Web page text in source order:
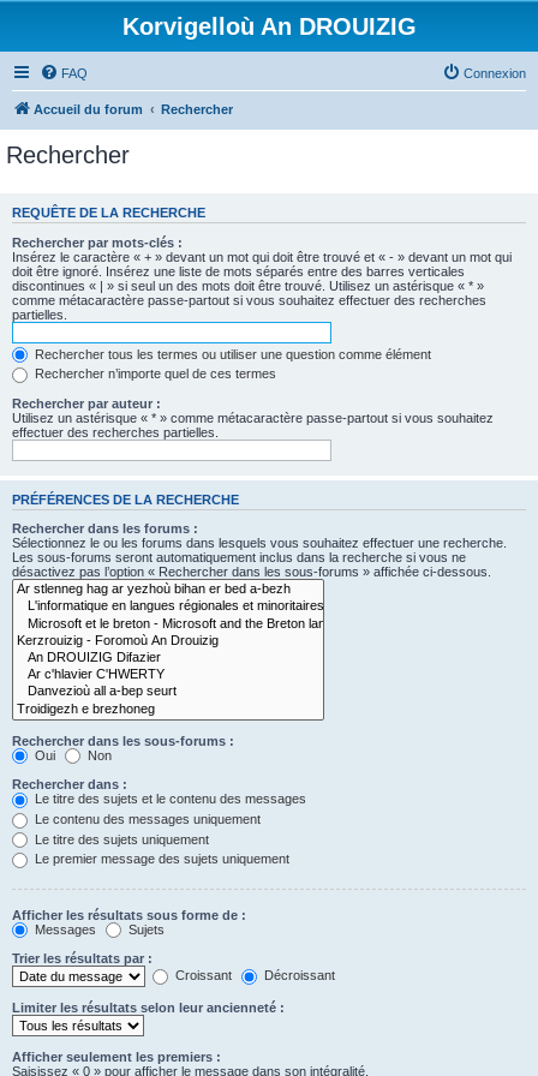
Korvigelloù An DROUIZIG
FAQ Connexion
Accueil du forum Rechercher
Rechercher
REQUÊTE DE LA RECHERCHE
Rechercher par mots-clés :
Insérez le caractère « + » devant un mot qui doit être trouvé et « - » devant un mot qui
doit être ignoré. Insérez une liste de mots séparés entre des barres verticales
discontinues « | » si seul un des mots doit être trouvé. Utilisez un astérisque « * »
comme métacaractère passe-partout si vous souhaitez effectuer des recherches
partielles.
Rechercher tous les termes ou utiliser une question comme élément
Rechercher n’importe quel de ces termes
Rechercher par auteur :
Utilisez un astérisque « * » comme métacaractère passe-partout si vous souhaitez
effectuer des recherches partielles.
PRÉFÉRENCES DE LA RECHERCHE
Rechercher dans les forums :
Sélectionnez le ou les forums dans lesquels vous souhaitez effectuer une recherche.
Les sous-forums seront automatiquement inclus dans la recherche si vous ne
désactivez pas l’option « Rechercher dans les sous-forums » affichée ci-dessous.
Rechercher dans les sous-forums :
Oui
Non
Rechercher dans :
Le titre des sujets et le contenu des messages
Le contenu des messages uniquement
Le titre des sujets uniquement
Le premier message des sujets uniquement
Afficher les résultats sous forme de :
Messages
Sujets
Trier les résultats par :
Croissant
Décroissant
Limiter les résultats selon leur ancienneté :
Afficher seulement les premiers :
Saisissez « 0 » pour afficher le message dans son intégralité.